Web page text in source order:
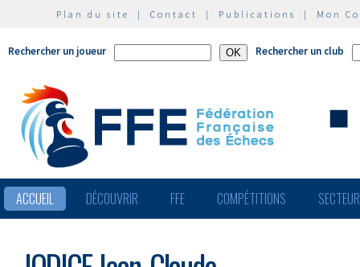
Plan du site | Contact | Publications | Mon
Rechercher un joueur Rechercher un club
ACCUEIL DÉCOUVRIR FFE COMPÉTITIONS